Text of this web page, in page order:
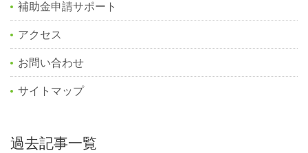
補助金申請サポート
アクセス
お問い合わせ
サイトマップ
過去記事一覧